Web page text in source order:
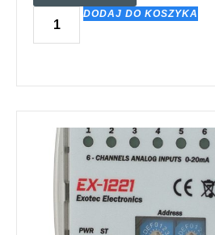
DODAJ DO KOSZYKA